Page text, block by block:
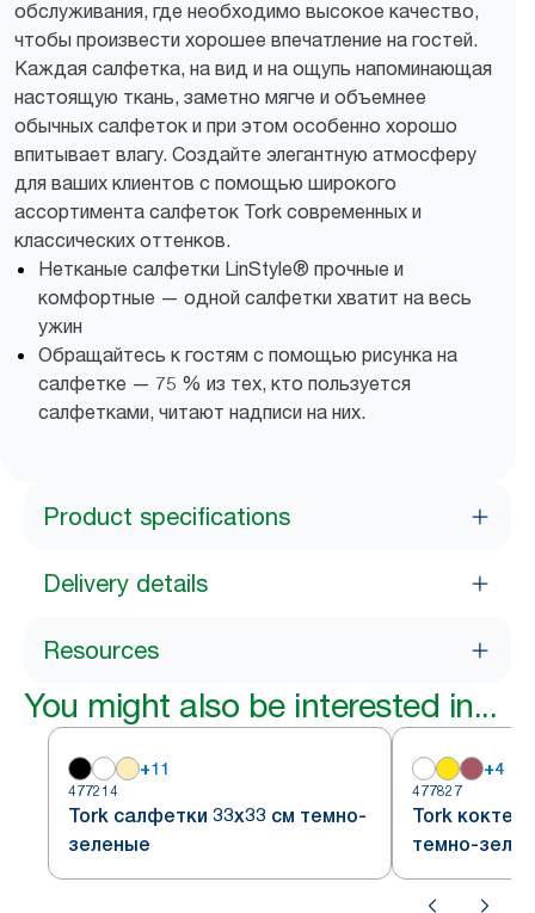
обслуживания, где необходимо высокое качество,
чтобы произвести хорошее впечатление на гостей.
Каждая салфетка, на вид и на ощупь напоминающая
настоящую ткань, заметно мягче и объемнее
обычных салфеток и при этом особенно хорошо
впитывает влагу. Создайте элегантную атмосферу
для ваших клиентов с помощью широкого
ассортимента салфеток Tork современных и
классических оттенков.
Нетканые салфетки LinStyle® прочные и
комфортные — одной салфетки хватит на весь
ужин
Обращайтесь к гостям с помощью рисунка на
салфетке — 75 % из тех, кто пользуется
салфетками, читают надписи на них.
Product specifications
Delivery details
Resources
You might also be interested in...
+11
477214
Tork салфетки 33х33 см темно-
зеленые
+4
477827
Tork
темно-